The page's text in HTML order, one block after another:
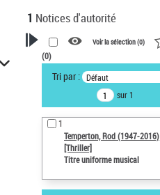
1 Notices d'autorité
VOTRE RECHERCHE
Recherche avancée dans les
notices d’autorité
Œuvres liées à l'auteur :
Temperton, Rod (1947-2016)
Type de notice d'autorité
Voir la sélection (0)
(0)
Tri par : Défaut
sur 1
1
Temperton, Rod (1947-2016)
[Thriller]
Titre uniforme musical